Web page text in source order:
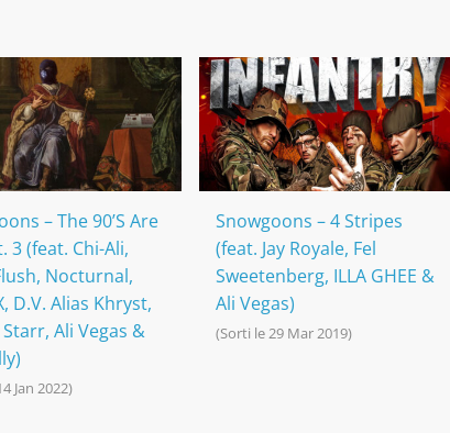
– The 90’S Are
3 (feat. Chi-Ali,
Nocturnal,
D.V. Alias Khryst,
Ali Vegas &
Jan 2022)
Snowgoons – 4 Stripes
(feat. Jay Royale, Fel
Sweetenberg, ILLA GHEE &
Ali Vegas)
(Sorti le 29 Mar 2019)